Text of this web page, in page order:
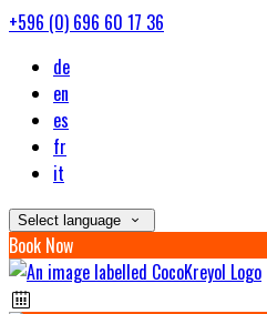
+596 (0) 696 60 17 36
de
en
es
fr
it
Select language
Book Now